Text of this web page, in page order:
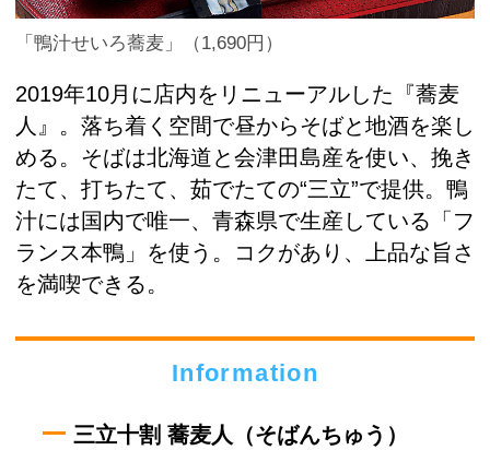
「鴨汁せいろ蕎麦」（1,690円）
2019年10月に店内をリニューアルした『蕎麦
人』。落ち着く空間で昼からそばと地酒を楽し
める。そばは北海道と会津田島産を使い、挽き
たて、打ちたて、茹でたての“三立”で提供。鴨
汁には国内で唯一、青森県で生産している「フ
ランス本鴨」を使う。コクがあり、上品な旨さ
を満喫できる。
Information
三立十割 蕎麦人（そばんちゅう）